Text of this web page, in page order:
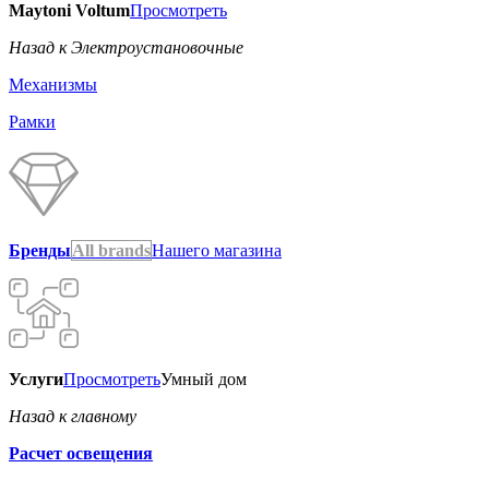
Maytoni VoltumПросмотреть
Назад к Электроустановочные
Механизмы
Рамки
БрендыAll brandsНашего магазина
УслугиПросмотретьУмный дом
Назад к главному
Расчет освещения